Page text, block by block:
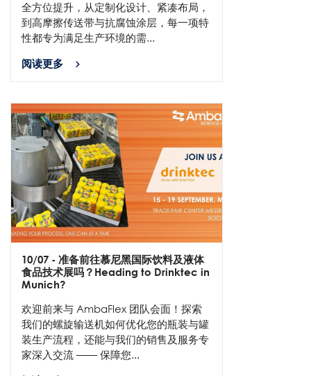
全方位提升，从定制化设计、紧凑布局，
到高摩擦传送带与抗腐蚀涂层，每一项特
性都专为满足生产环境的需...
阅读更多
10/07 - 准备前往慕尼黑国际饮料及液体
食品技术展吗？Heading to Drinktec in
Munich?
欢迎前来与 AmbaFlex 团队会面！探索
我们的螺旋输送机如何优化您的瓶装与罐
装生产流程，还能与我们的销售及服务专
家深入交流 —— 保障您...